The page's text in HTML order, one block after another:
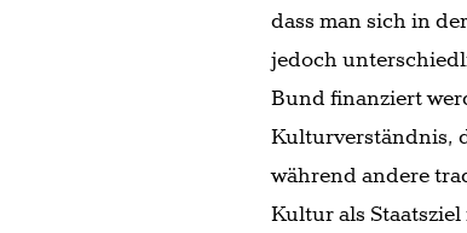
dass man sich in
jedoch
Bund finanziert
Kulturverständnis,
während andere
Kultur als